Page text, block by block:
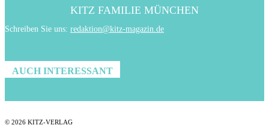
KITZ FAMILIE MÜNCHEN
Schreiben Sie uns: redaktion@kitz-magazin.de
AUCH INTERESSANT
© 2026 KITZ-VERLAG